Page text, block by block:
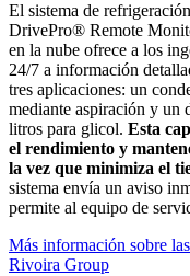
El sistema de
DrivePro® Remote
en la nube ofrece a los
24/7 a información
tres aplicaciones: un
mediante aspiración y un
litros para glicol. Esta
el rendimiento y
la vez que minimiza el
sistema envía un aviso
permite al equipo de
Más información sobre
Rivoira Group